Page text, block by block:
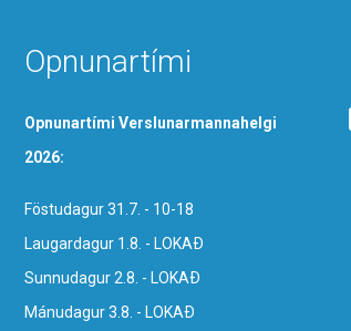
Opnunartími
Opnunartími Verslunarmannahelgi
2026:
Föstudagur 31.7. - 10-18
Laugardagur 1.8. - LOKAÐ
Sunnudagur 2.8. - LOKAÐ
Mánudagur 3.8. - LOKAÐ